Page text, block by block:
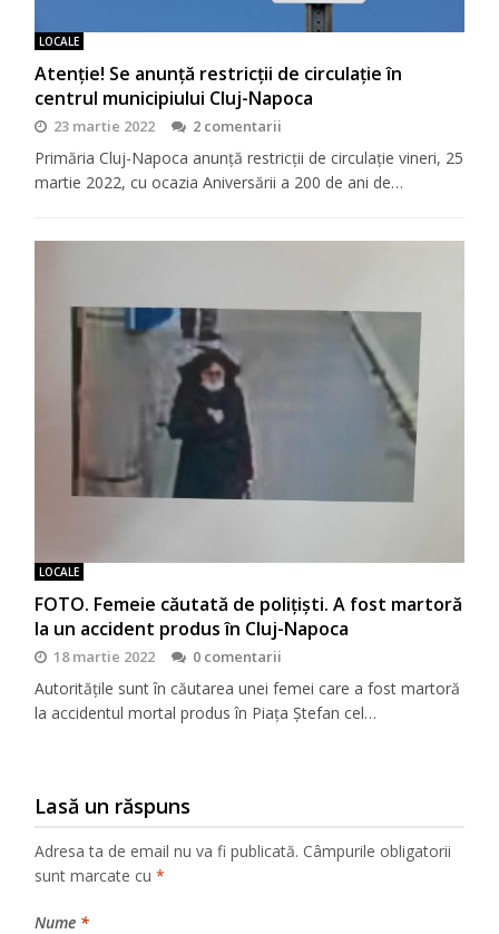
LOCALE
Atenție! Se anunță restricții de circulație în
centrul municipiului Cluj-Napoca
23 martie 2022 2 comentarii
Primăria Cluj-Napoca anunță restricții de circulație vineri, 25
martie 2022, cu ocazia Aniversării a 200 de ani de…
LOCALE
FOTO. Femeie căutată de polițiști. A fost martoră
la un accident produs în Cluj-Napoca
18 martie 2022 0 comentarii
Autoritățile sunt în căutarea unei femei care a fost martoră
la accidentul mortal produs în Piața Ștefan cel…
Lasă un răspuns
Adresa ta de email nu va fi publicată. Câmpurile obligatorii
sunt marcate cu*
Nume *